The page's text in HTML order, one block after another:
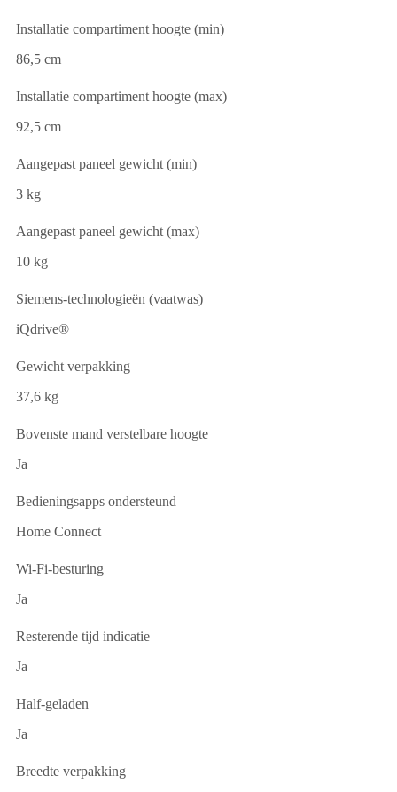
Installatie compartiment hoogte (min)
86,5 cm
Installatie compartiment hoogte (max)
92,5 cm
Aangepast paneel gewicht (min)
3 kg
Aangepast paneel gewicht (max)
10 kg
Siemens-technologieën (vaatwas)
iQdrive®
Gewicht verpakking
37,6 kg
Bovenste mand verstelbare hoogte
Ja
Bedieningsapps ondersteund
Home Connect
Wi-Fi-besturing
Ja
Resterende tijd indicatie
Ja
Half-geladen
Ja
Breedte verpakking